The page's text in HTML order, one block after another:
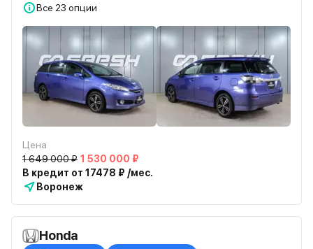
Все 23 опции
Цена
1 649 000 ₽ 1 530 000 ₽
В кредит от 17478 ₽ /мес.
Воронеж
Honda